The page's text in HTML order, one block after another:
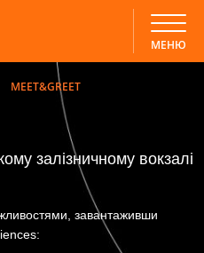
МЕНЮ
MEET&GREET
залізничному вокзалі
завантаживши